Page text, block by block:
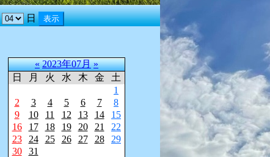
日
« 2023年07月 »
日
月 火 水 木 金
土
1
2
3 4 5 6 7
8
9
10 11 12 13 14
15
16
17 18 19 20 21
22
23
24 25 26 27 28
29
30
31